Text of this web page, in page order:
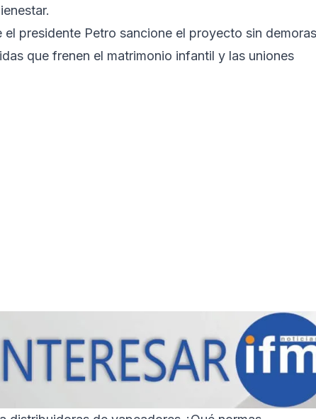
presidente Petro sancione el proyecto sin
que frenen el matrimonio infantil y las uniones